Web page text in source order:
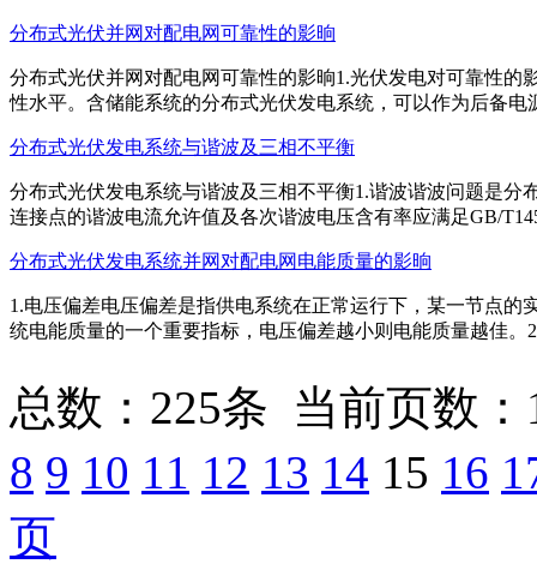
分布式光伏并网对配电网可靠性的影晌
分布式光伏并网对配电网可靠性的影晌1.光伏发电对可靠性
性水平。含储能系统的分布式光伏发电系统，可以作为后备电
分布式光伏发电系统与谐波及三相不平衡
分布式光伏发电系统与谐波及三相不平衡1.谐波谐波问题是
连接点的谐波电流允许值及各次谐波电压含有率应满足GB/
分布式光伏发电系统并网对配电网电能质量的影晌
1.电压偏差电压偏差是指供电系统在正常运行下，某一节点
统电能质量的一个重要指标，电压偏差越小则电能质量越佳。
总数：225条 当前页数：
8 9 10 11 12 13 14 15 16
页